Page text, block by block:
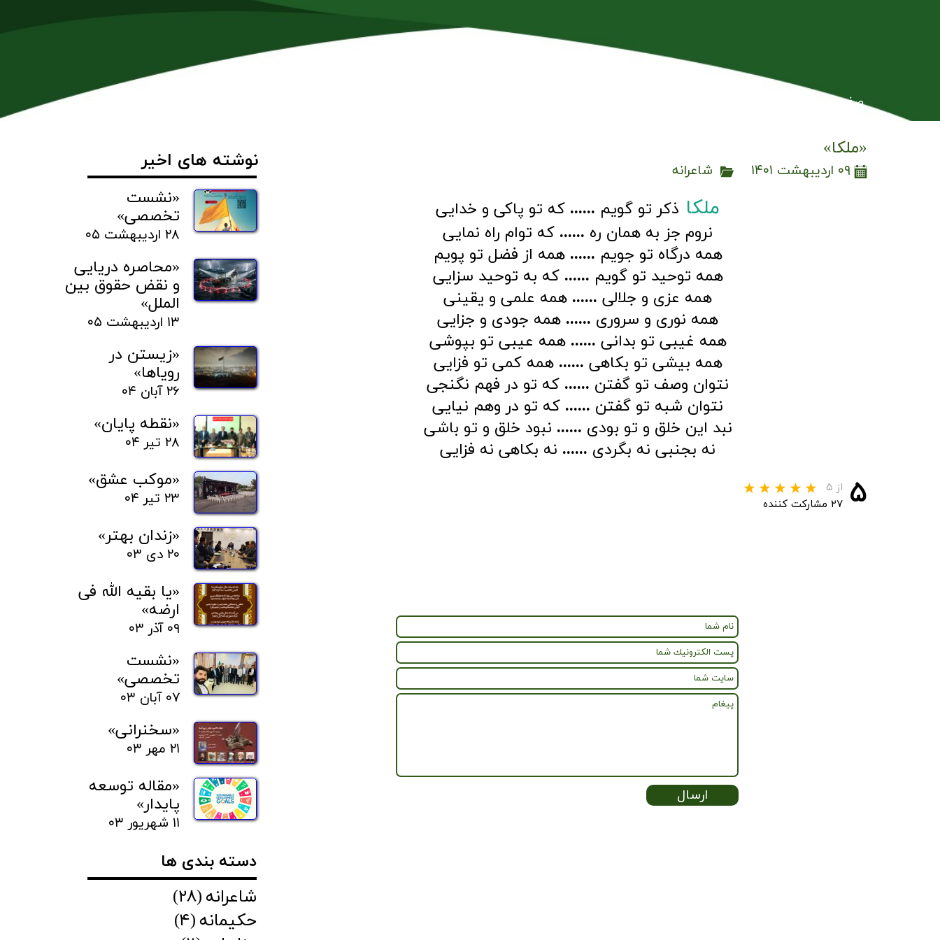
صفحه نخست
«ملکا»
۰۹ اردیبهشت ۱۴۰۱ شاعرانه
ملکا ذکر تو گویم ...... که تو پاکی و خدایی
نروم جز به همان ره ...... که توام راه نمایی
همه درگاه تو جویم ...... همه از فضل تو پویم
همه توحید تو گویم ...... که به توحید سزایی
همه عزی و جلالی ...... همه علمی و یقینی
همه نوری و سروری ...... همه جودی و جزایی
همه غیبی تو بدانی ......همه عیبی تو بپوشی
همه بیشی تو بکاهی ...... همه کمی تو فزایی
نتوان وصف تو گفتن ...... که تو در فهم نگنجی
نتوان شبه تو گفتن ...... که تو در وهم نیایی
نبد این خلق و تو بودی ...... نبود خلق و تو باشی
نه بجنبی نه بگردی ...... نه بکاهی نه فزایی
۵ از ۵
۲۷ مشارکت کننده
ارسال
نوشته های اخیر
«نشست
تخصصی»
۲۸ اردیبهشت ۰۵
«محاصره دریایی
و نقض حقوق بین
الملل»
۱۳ اردیبهشت ۰۵
«زیستن در
رویاها»
۲۶ آبان ۰۴
«نقطه پایان»
۲۸ تیر ۰۴
«موکب عشق»
۲۳ تیر ۰۴
«زندان بهتر»
۲۰ دی ۰۳
«یا بقیه الله فی
ارضه»
۰۹ آذر ۰۳
«نشست
تخصصی»
۰۷ آبان ۰۳
«سخنرانی»
۲۱ مهر ۰۳
«مقاله توسعه
پایدار»
۱۱ شهریور ۰۳
شاعرانه (۲۸)
حکیمانه (۴)
دسته بندی ها